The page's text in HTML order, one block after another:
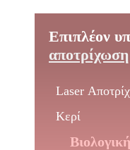
Επιπλέον
αποτρίχωση
Laser
Κερί
Βιολογική